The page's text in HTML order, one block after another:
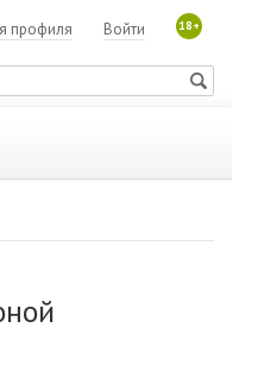
18+
Войти
профиля